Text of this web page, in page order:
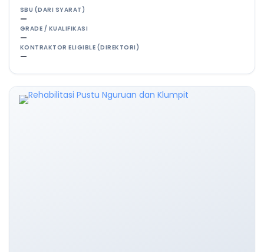
SBU (DARI SYARAT)
—
GRADE / KUALIFIKASI
—
KONTRAKTOR ELIGIBLE (DIREKTORI)
—